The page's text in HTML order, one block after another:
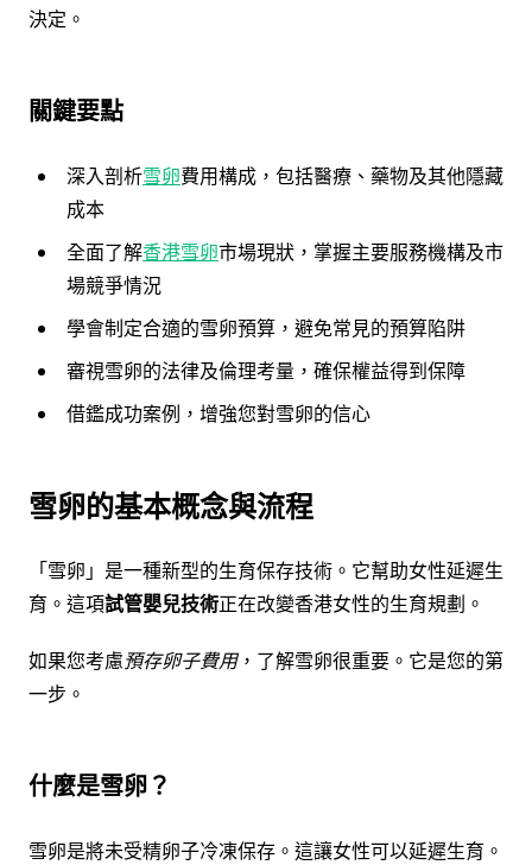
決定。
關鍵要點
深入剖析雪卵費用構成，包括醫療、藥物及其他隱藏
成本
全面了解香港雪卵市場現狀，掌握主要服務機構及市
場競爭情況
學會制定合適的雪卵預算，避免常見的預算陷阱
審視雪卵的法律及倫理考量，確保權益得到保障
借鑑成功案例，增強您對雪卵的信心
雪卵的基本概念與流程
「雪卵」是一種新型的生育保存技術。它幫助女性延遲生
育。這項試管嬰兒技術正在改變香港女性的生育規劃。
如果您考慮預存卵子費用，了解雪卵很重要。它是您的第
一步。
什麼是雪卵？
雪卵是將未受精卵子冷凍保存。這讓女性可以延遲生育。